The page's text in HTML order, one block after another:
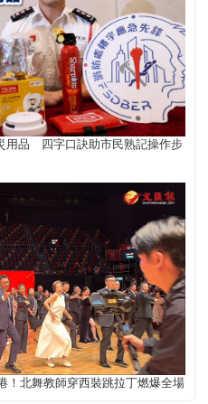
用品 四字口訣助市民熟記操作步
！北舞教師穿西裝跳拉丁燃爆全場